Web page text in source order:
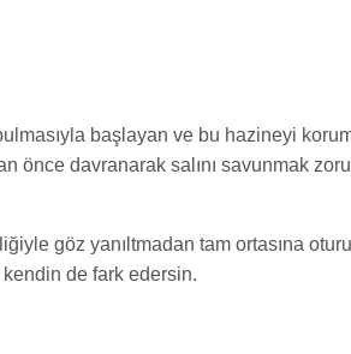
başlayan ve bu hazineyi
davranarak salını savunmak
göz yanıltmadan tam ortasına
de fark edersin.